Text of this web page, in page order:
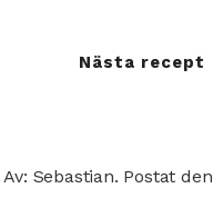
Nästa recept
Av: Sebastian. Postat den